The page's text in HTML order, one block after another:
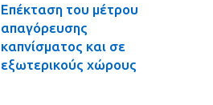
Επέκταση του μέτρου
απαγόρευσης
καπνίσματος και σε
εξωτερικούς χώρους